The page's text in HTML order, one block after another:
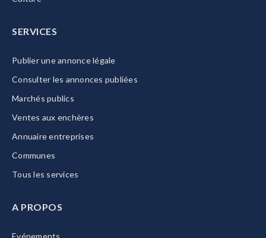
SERVICES
Publier une annonce légale
Consulter les annonces publiées
Marchés publics
Ventes aux enchères
Annuaire entreprises
Communes
Tous les services
A PROPOS
Evénements